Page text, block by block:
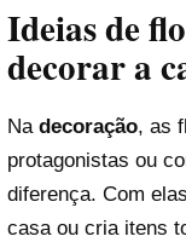
Ideias de
decorar a
Na decoração, as
protagonistas ou
diferença. Com
casa ou cria itens